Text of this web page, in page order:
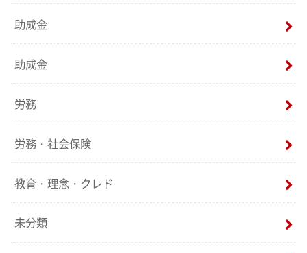
助成金
助成金
労務
労務・社会保険
教育・理念・クレド
未分類